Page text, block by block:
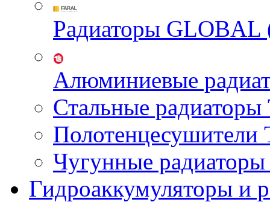
Радиаторы GLOBAL
Алюминиевые
Стальные
Чугунные
Гидроаккумуляторы и